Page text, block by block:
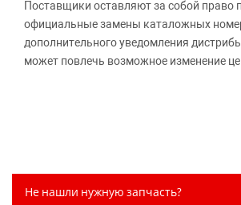
Поставщики оставляют за собой право
официальные замены каталожных
дополнительного уведомления
может повлечь возможное изменение
предлагаемых к продаже запасных
Не нашли нужную запчасть?